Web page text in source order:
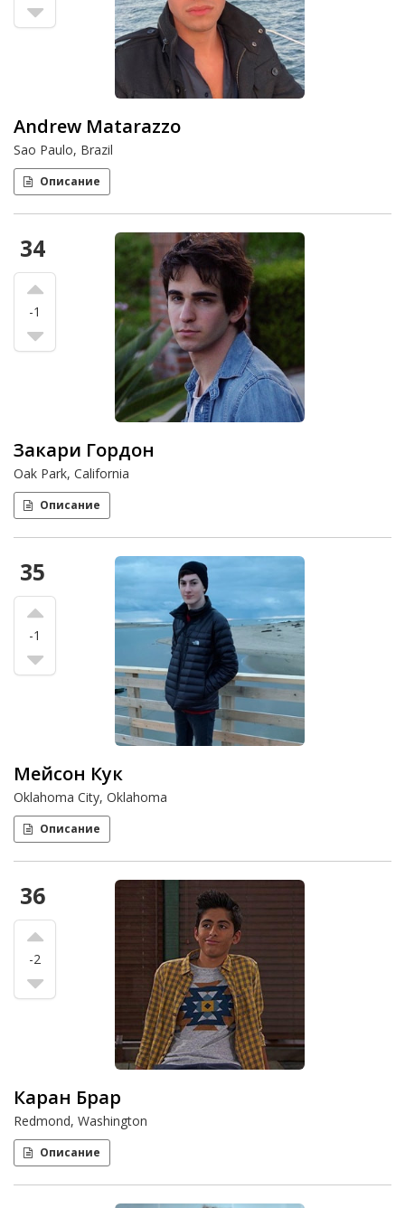
Andrew Matarazzo
Sao Paulo, Brazil
Описание
34
-1
Закари Гордон
Oak Park, California
Описание
35
-1
Мейсон Кук
Oklahoma City, Oklahoma
Описание
36
-2
Каран Брар
Redmond, Washington
Описание